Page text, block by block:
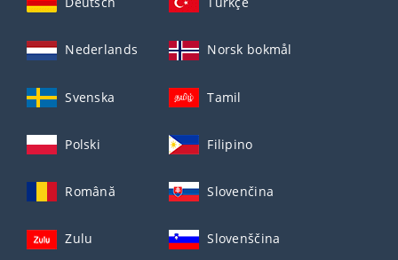
Nederlands Norsk bokmål
Svenska Tamil
Polski Filipino
Română Slovenčina
Zulu Slovenščina